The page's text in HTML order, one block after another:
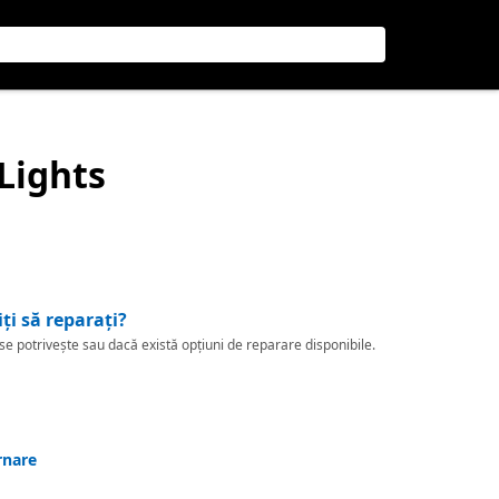
să reparați?
potrivește sau dacă există opțiuni de reparare disponibile.